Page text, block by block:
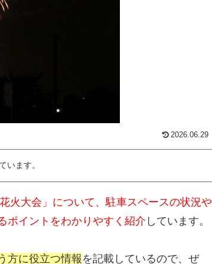
2026.06.29
います。
花火大会」について、駐車スペースの状況や
ポイントをわかりやすく紹介 しています。
方に役立つ情報を記載しているので、ぜ